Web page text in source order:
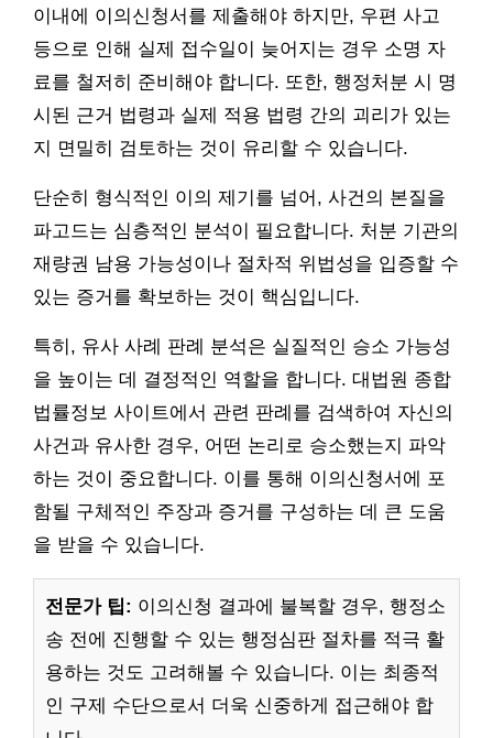
이내에 이의신청서를 제출해야 하지만, 우편 사고
등으로 인해 실제 접수일이 늦어지는 경우 소명 자
료를 철저히 준비해야 합니다. 또한, 행정처분 시 명
시된 근거 법령과 실제 적용 법령 간의 괴리가 있는
지 면밀히 검토하는 것이 유리할 수 있습니다.
단순히 형식적인 이의 제기를 넘어, 사건의 본질을
파고드는 심층적인 분석이 필요합니다. 처분 기관의
재량권 남용 가능성이나 절차적 위법성을 입증할 수
있는 증거를 확보하는 것이 핵심입니다.
특히, 유사 사례 판례 분석은 실질적인 승소 가능성
을 높이는 데 결정적인 역할을 합니다. 대법원 종합
법률정보 사이트에서 관련 판례를 검색하여 자신의
사건과 유사한 경우, 어떤 논리로 승소했는지 파악
하는 것이 중요합니다. 이를 통해 이의신청서에 포
함될 구체적인 주장과 증거를 구성하는 데 큰 도움
을 받을 수 있습니다.
전문가 팁: 이의신청 결과에 불복할 경우, 행정소
송 전에 진행할 수 있는 행정심판 절차를 적극 활
용하는 것도 고려해볼 수 있습니다. 이는 최종적
인 구제 수단으로서 더욱 신중하게 접근해야 합